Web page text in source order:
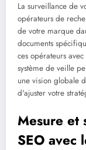
La surveillance de
opérateurs de
de votre marque
documents
ces opérateurs
système de veille
une vision globale
d'ajuster votre
Mesure et
SEO avec